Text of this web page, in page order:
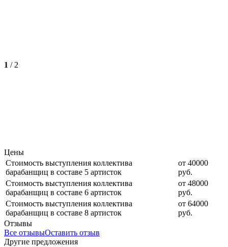
1 / 2
Цены
Стоимость выступления коллектива
барабанщиц в составе 5 артисток
от 40000
руб.
Стоимость выступления коллектива
барабанщиц в составе 6 артисток
от 48000
руб.
Стоимость выступления коллектива
барабанщиц в составе 8 артисток
от 64000
руб.
Отзывы
Все отзывыОставить отзыв
Другие предложения